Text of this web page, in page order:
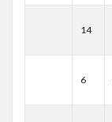
14
6